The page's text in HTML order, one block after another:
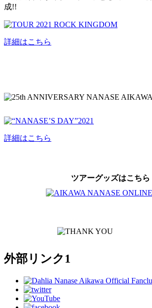
詳細はこちら
詳細はこちら
ツアーグッズはこちら
外部リンク1